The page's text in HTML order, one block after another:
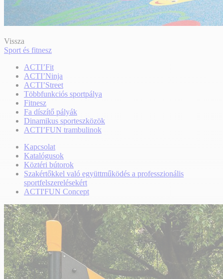
Vissza
Sport és fitnesz
ACTI’Fit
ACTI’Ninja
ACTI’Street
Többfunkciós sportpálya
Fitnesz
Fa díszítő pályák
Dinamikus sporteszközök
ACTI’FUN trambulinok
Kapcsolat
Katalógusok
Köztéri bútorok
Szakértőkkel való együttműködés a professzionális
sportfelszerelésekért
ACTI'FUN Concept